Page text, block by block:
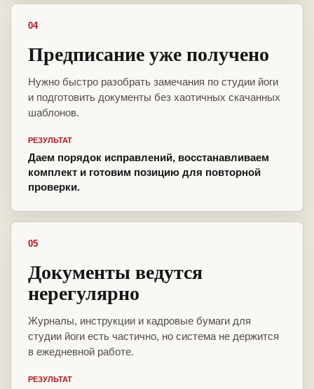
04
Предписание уже получено
Нужно быстро разобрать замечания по студии йоги
и подготовить документы без хаотичных скачанных
шаблонов.
РЕЗУЛЬТАТ
Даем порядок исправлений, восстанавливаем
комплект и готовим позицию для повторной
проверки.
05
Документы ведутся
нерегулярно
Журналы, инструкции и кадровые бумаги для
студии йоги есть частично, но система не держится
в ежедневной работе.
РЕЗУЛЬТАТ